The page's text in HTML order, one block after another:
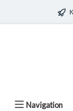
Zum Hauptinhalt
Navigation